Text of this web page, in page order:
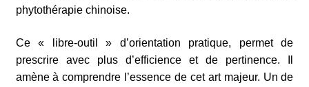
phytothérapie chinoise.
Ce « libre-outil » d’orientation pratique, permet de
prescrire avec plus d’efficience et de pertinence. Il
amène à comprendre l’essence de cet art majeur. Un de